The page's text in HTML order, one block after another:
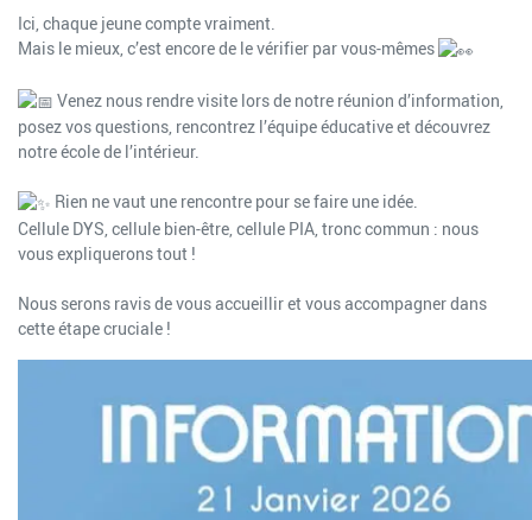
Ici, chaque jeune compte vraiment.
Mais le mieux, c’est encore de le vérifier par vous-mêmes
Venez nous rendre visite lors de notre réunion d’information,
posez vos questions, rencontrez l’équipe éducative et découvrez
notre école de l’intérieur.
Rien ne vaut une rencontre pour se faire une idée.
Cellule DYS, cellule bien-être, cellule PIA, tronc commun : nous
vous expliquerons tout !
Nous serons ravis de vous accueillir et vous accompagner dans
cette étape cruciale !